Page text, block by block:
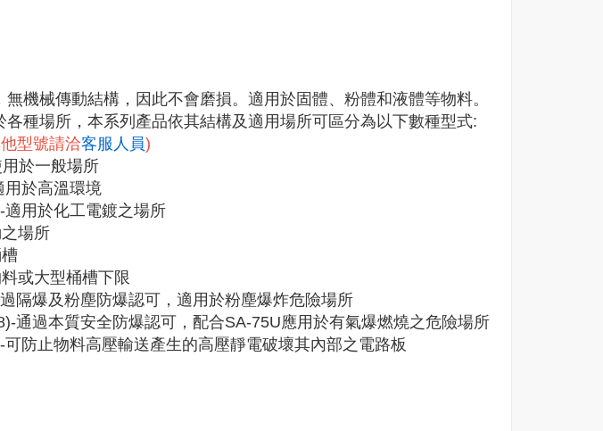
機械傳動結構，因此不會磨損。適用於固體、粉體和液體等物料。
種場所，本系列產品依其結構及適用場所可區分為以下數種型式:
型號請洽客服人員)
於一般場所
用於高溫環境
用於化工電鍍之場所
場所
或大型桶槽下限
隔爆及粉塵防爆認可，適用於粉塵爆炸危險場所
通過本質安全防爆認可，配合SA-75U應用於有氣爆燃燒之危險場所
防止物料高壓輸送產生的高壓靜電破壞其內部之電路板